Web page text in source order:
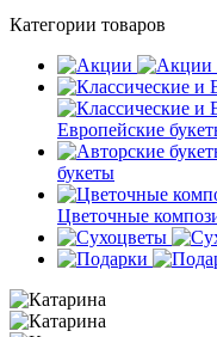
Категории товаров
Европейские
букеты
Цветочные